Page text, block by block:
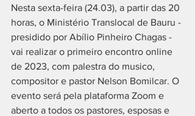
Nesta sexta-feira (24.03), a partir das 20
horas, o Ministério Translocal de Bauru -
presidido por Abílio Pinheiro Chagas -
vai realizar o primeiro encontro online
de 2023, com palestra do musico,
compositor e pastor Nelson Bomilcar. O
evento será pela plataforma Zoom e
aberto a todos os pastores, esposas e